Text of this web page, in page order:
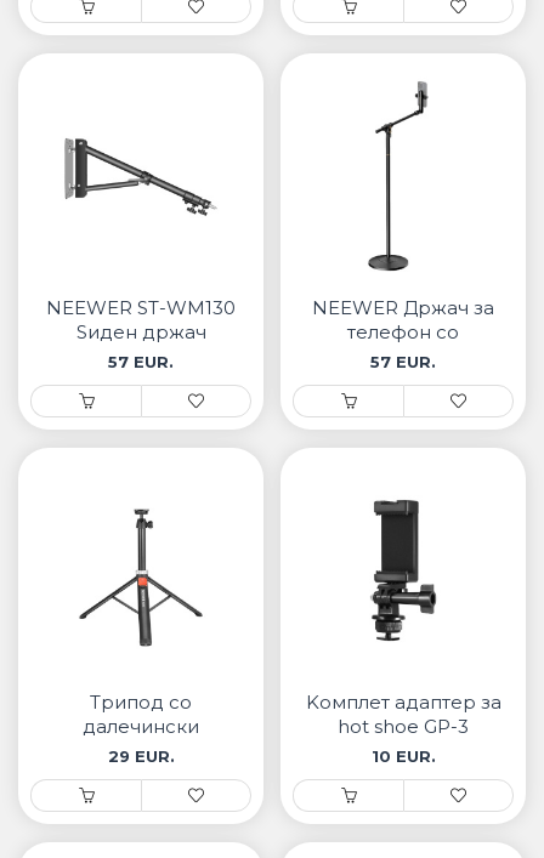
NEEWER ST-WM130
Ѕиден држач
57 EUR.
NEEWER Држач за
телефон со
подлога ST009
57 EUR.
Трипод со
далечински
управувач TS05
29 EUR.
Kомплет адаптер за
hot shoe GP-3
10 EUR.